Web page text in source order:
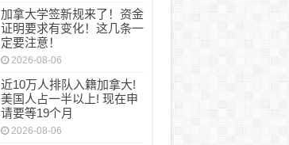
加拿大学签新规来了！资金
证明要求有变化！这几条一
定要注意！
2026-08-06
近10万人排队入籍加拿大!
美国人占一半以上! 现在申
请要等19个月
2026-08-06